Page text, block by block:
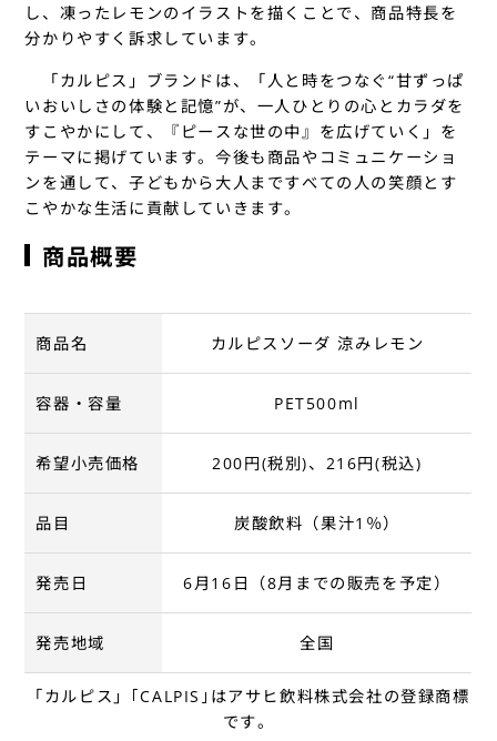
し、凍ったレモンのイラストを描くことで、商品特長を
分かりやすく訴求しています。
「カルピス」ブランドは、「人と時をつなぐ“甘ずっぱ
いおいしさの体験と記憶”が、一人ひとりの心とカラダを
すこやかにして、『ピースな世の中』を広げていく」を
テーマに掲げています。今後も商品やコミュニケーショ
ンを通して、子どもから大人まですべての人の笑顔とす
こやかな生活に貢献していきます。
商品概要
商品名 カルピスソーダ 涼みレモン
容器・容量 PET500ml
希望小売価格 200円(税別)、216円(税込)
品目 炭酸飲料（果汁1％）
発売日 6月16日（8月までの販売を予定）
発売地域 全国
「カルピス」｢CALPIS｣はアサヒ飲料株式会社の登録商標
です。